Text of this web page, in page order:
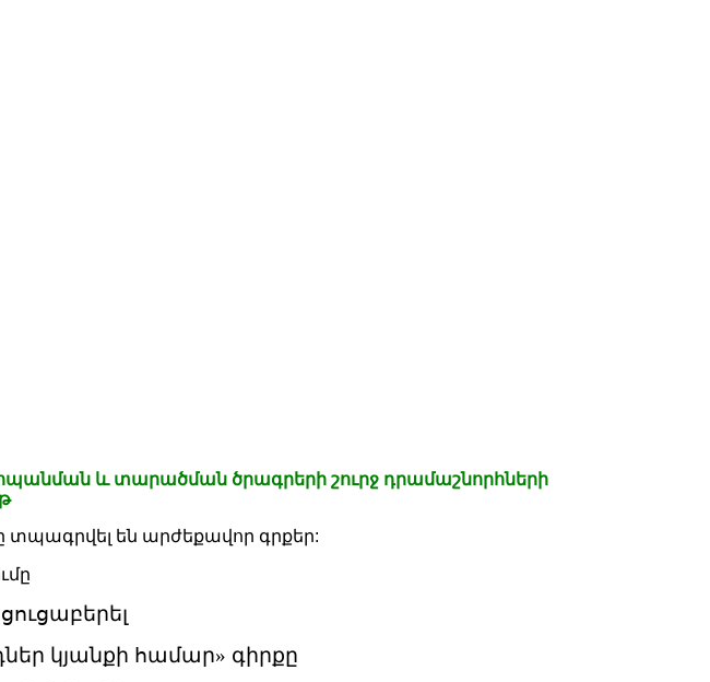
և տարածման ծրագրերի շուրջ դրամաշնորհների
են արժեքավոր գրքեր:
կյանքի համար» գիրքը